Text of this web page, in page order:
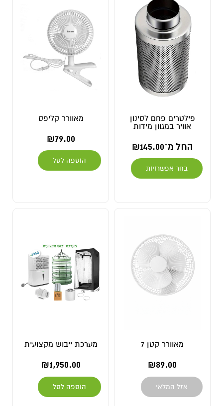
פילטרים פחם לסינון
אוויר במגוון מידות
החל מ־ ₪145.00
בחר אפשרויות
מאוורר קליפס
₪79.00
הוספה לסל
מאוורר קטן 7
₪89.00
אזל המלאי
מערכת ייבוש מקצועית
₪1,950.00
הוספה לסל